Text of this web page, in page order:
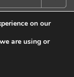
reserved.
on our
are using or